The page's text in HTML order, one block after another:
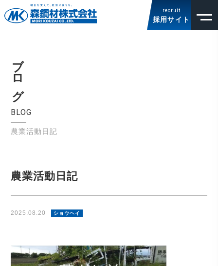
recruit
採用サイト
ブログ
BLOG
農業活動日記
農業活動日記
2025.08.20 ショウヘイ